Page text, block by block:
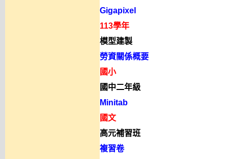
Gigapixel
113學年
模型建製
勞資關係概要
國小
國中二年級
Minitab
國文
高元補習班
複習卷